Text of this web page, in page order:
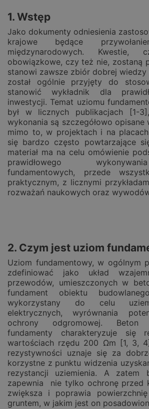
1. Wstęp
Jako dokumenty odniesienia
krajowe będące
międzynarodowych.
obowiązkowe, czy też nie, zostaną
stanowi zawsze zbiór dobrej
został ogólnie przyjęty do
stanowić wykładnik dla
inwestycji. Temat uziomu
był w licznych publikacjach [1-
wykonania są szczegółowo opisane
mimo to, w projektach i na
się bardzo często powtarzające
materiał ma na celu omówienie
prawidłowego
fundamentowych, przede
praktycznym, z licznymi
rozważań naukowych oraz
2. Czym jest uziom
Uziom fundamentowy, w ogólnym
zdefiniować jako układ
przewodów, umieszczonych w
fundament obiektu
wykorzystany do celu
elektrycznych, wyrównania
ochrony odgromowej. Beton
fundamenty charakteryzuje się
wartościach rzędu 200 Ωm [1, 3,
rezystywności uznaje się za
korzystne z punktu widzenia
rezystancji uziemienia. A zatem
zapewnia nie tylko ochronę przed
zwiększa i poprawia
gruntem, w jakim jest on